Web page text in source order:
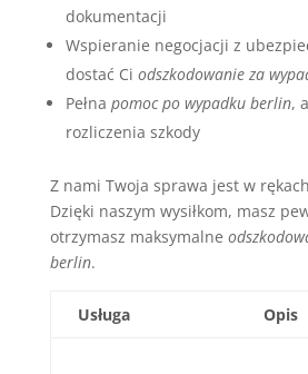
dokumentacji
Wspieranie negocjacji z
dostać Ci odszkodowanie za
Pełna pomoc po wypadku berlin,
rozliczenia szkody
Z nami Twoja sprawa jest w
Dzięki naszym wysiłkom, masz
otrzymasz maksymalne
berlin.
Usługa Opis